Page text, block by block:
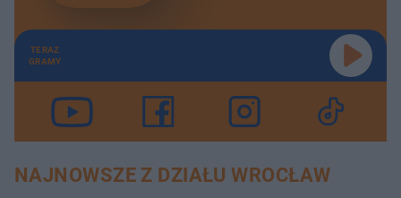
TERAZ
GRAMY
NAJNOWSZE Z DZIAŁU WROCŁAW